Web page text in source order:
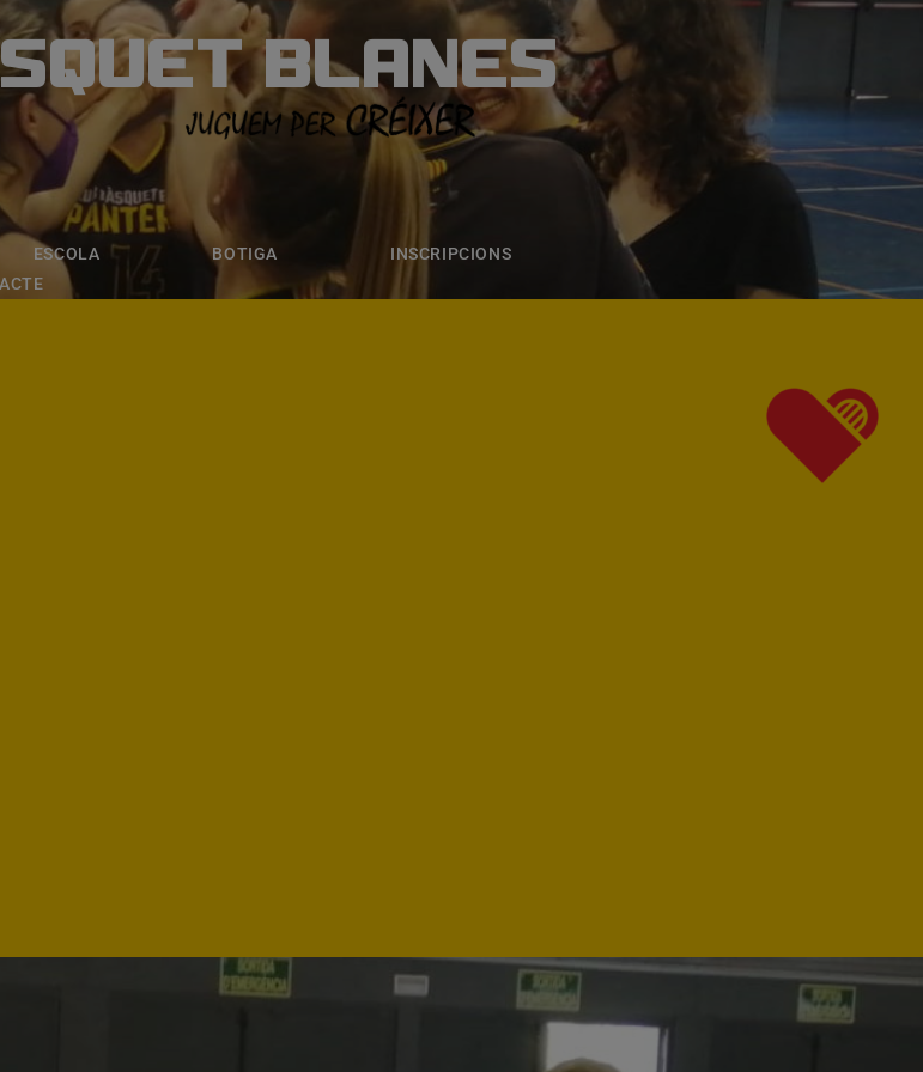
BLANES
ESCOLA BOTIGA
INSCRIPCIONS
BLANES
BOTIGA INSCRIPCIONS